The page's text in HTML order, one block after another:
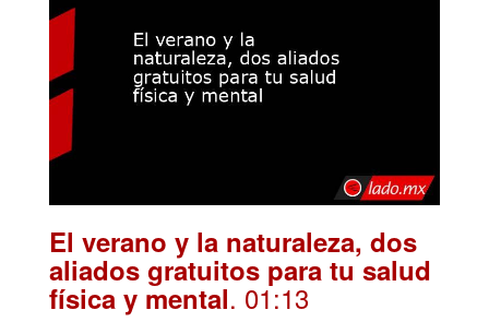
El verano y la naturaleza, dos
aliados gratuitos para tu salud
física y mental. 01:13